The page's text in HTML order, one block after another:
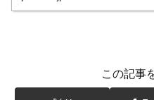
この記事